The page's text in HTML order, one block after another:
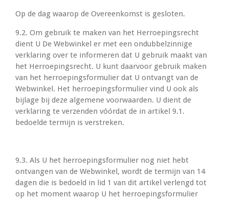
Op de dag waarop de Overeenkomst is gesloten.
9.2. Om gebruik te maken van het Herroepingsrecht
dient U De Webwinkel er met een ondubbelzinnige
verklaring over te informeren dat U gebruik maakt van
het Herroepingsrecht. U kunt daarvoor gebruik maken
van het herroepingsformulier dat U ontvangt van de
Webwinkel. Het herroepingsformulier vind U ook als
bijlage bij deze algemene voorwaarden. U dient de
verklaring te verzenden vóórdat de in artikel 9.1.
bedoelde termijn is verstreken.
9.3. Als U het herroepingsformulier nog niet hebt
ontvangen van de Webwinkel, wordt de termijn van 14
dagen die is bedoeld in lid 1 van dit artikel verlengd tot
op het moment waarop U het herroepingsformulier